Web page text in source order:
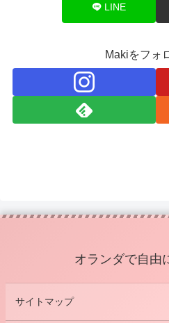
LINE
Makiをフォ
オランダで自由
サイトマップ